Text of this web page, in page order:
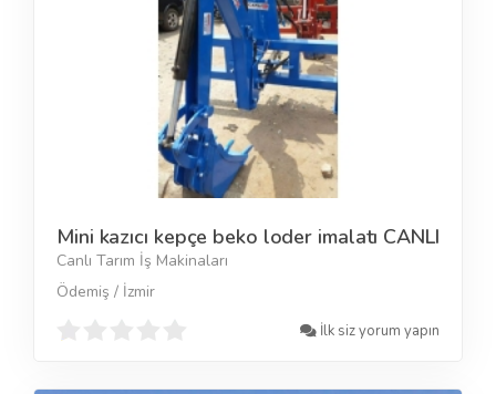
Mini kazıcı kepçe beko loder imalatı CANLI
Canlı Tarım İş Makinaları
Ödemiş / İzmir
İlk siz yorum yapın